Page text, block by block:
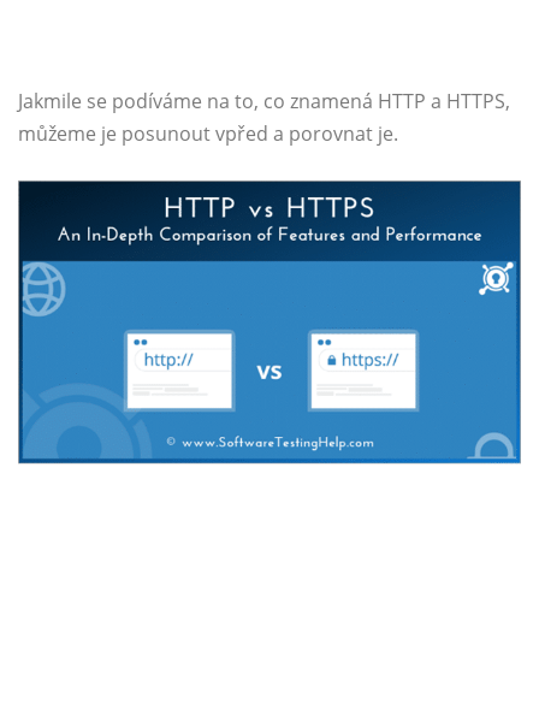
Jakmile se podíváme na to, co znamená HTTP a HTTPS,
můžeme je posunout vpřed a porovnat je.